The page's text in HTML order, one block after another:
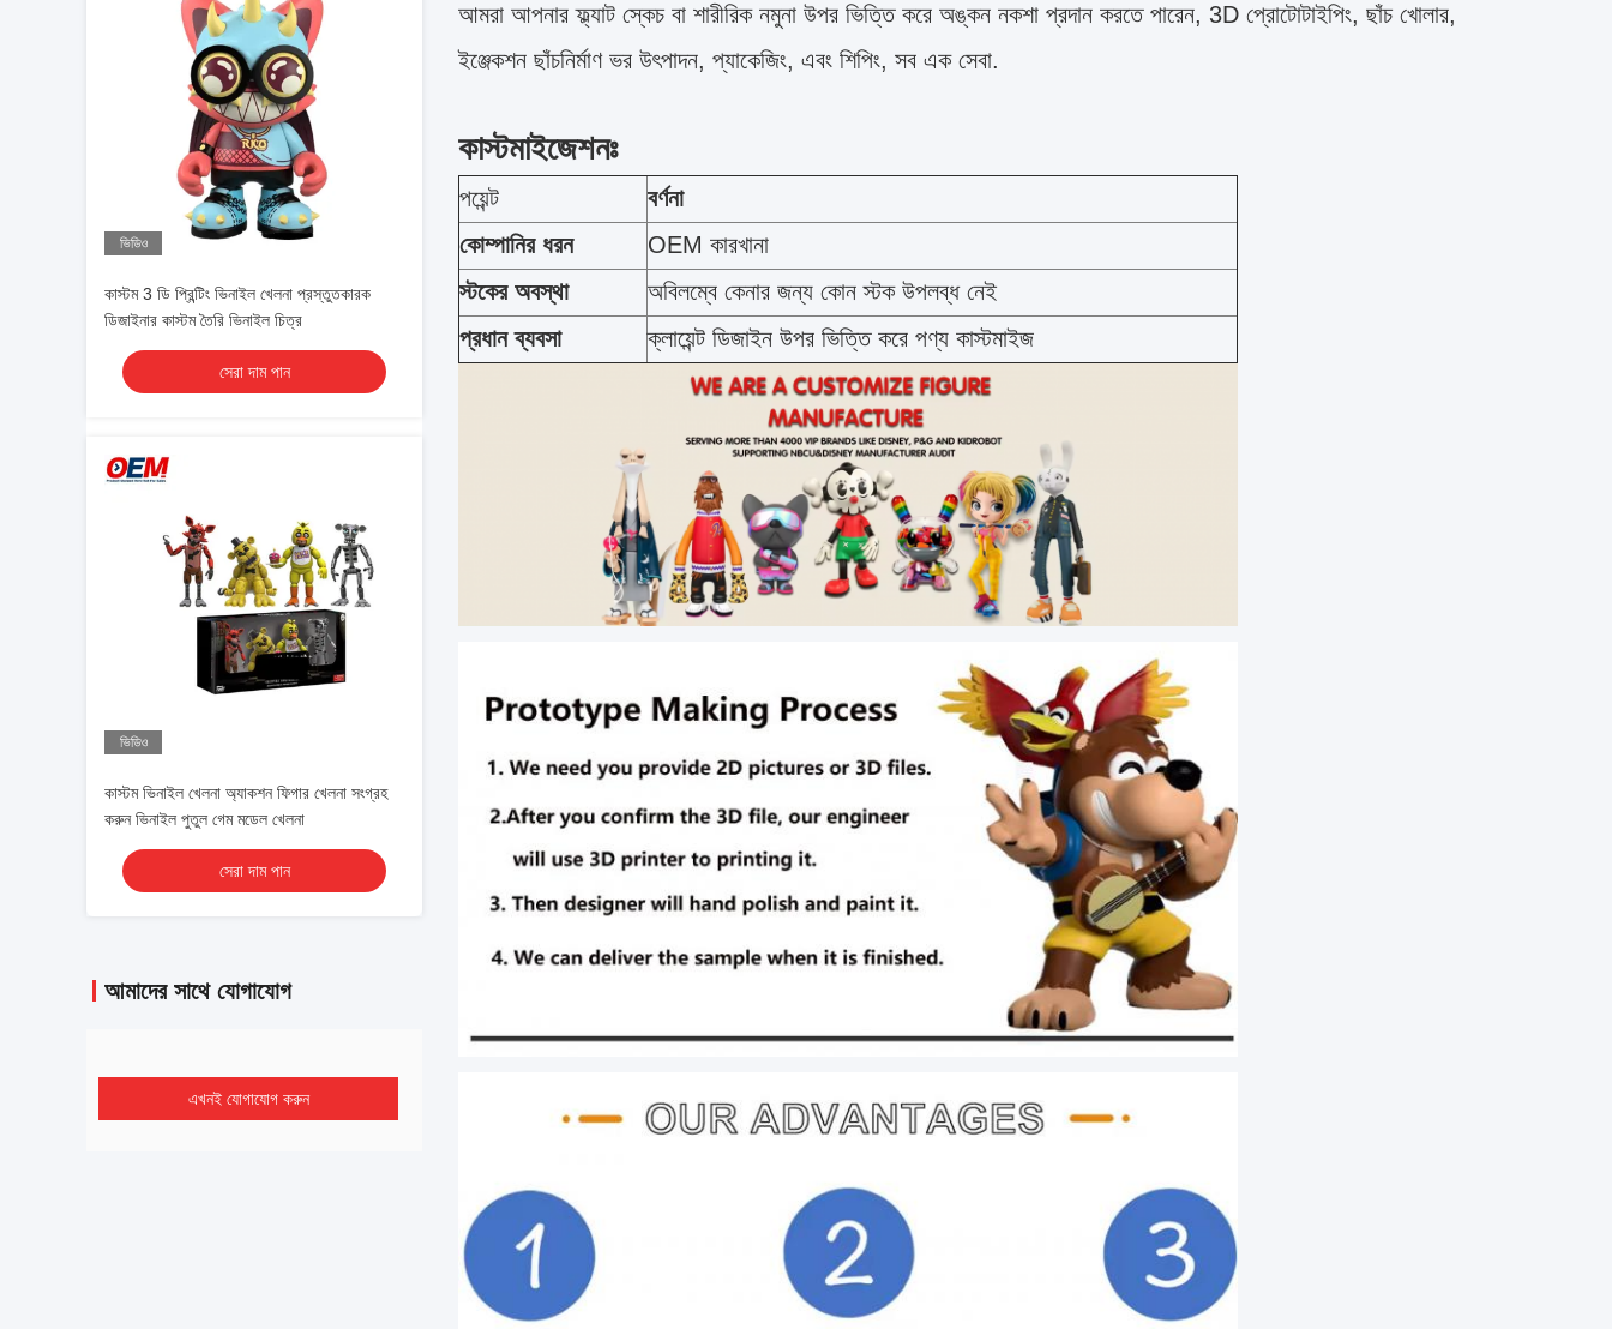
ভিডিও
কাস্টম 3 ডি প্রিন্টিং ভিনাইল খেলনা প্রস্তুতকারক
ডিজাইনার কাস্টম তৈরি ভিনাইল চিত্র
সেরা দাম পান
ভিডিও
কাস্টম ভিনাইল খেলনা অ্যাকশন ফিগার খেলনা সংগ্রহ
করুন ভিনাইল পুতুল গেম মডেল খেলনা
সেরা দাম পান
আমাদের সাথে যোগাযোগ
এখনই যোগাযোগ করুন
আমরা আপনার ফ্ল্যাট স্কেচ বা শারীরিক নমুনা উপর ভিত্তি করে অঙ্কন নকশা প্রদান করতে পারেন, 3D প্রোটোটাইপিং, ছাঁচ খোলার,
ইঞ্জেকশন ছাঁচনির্মাণ ভর উৎপাদন, প্যাকেজিং, এবং শিপিং, সব এক সেবা.
কাস্টমাইজেশনঃ
পয়েন্ট
বর্ণনা
কোম্পানির ধরন
OEM কারখানা
স্টকের অবস্থা
অবিলম্বে কেনার জন্য কোন স্টক উপলব্ধ নেই
প্রধান ব্যবসা
ক্লায়েন্ট ডিজাইন উপর ভিত্তি করে পণ্য কাস্টমাইজ